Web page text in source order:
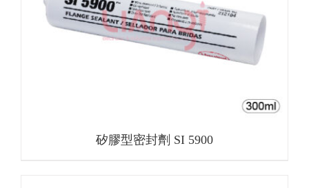
矽膠型密封劑 SI 5900